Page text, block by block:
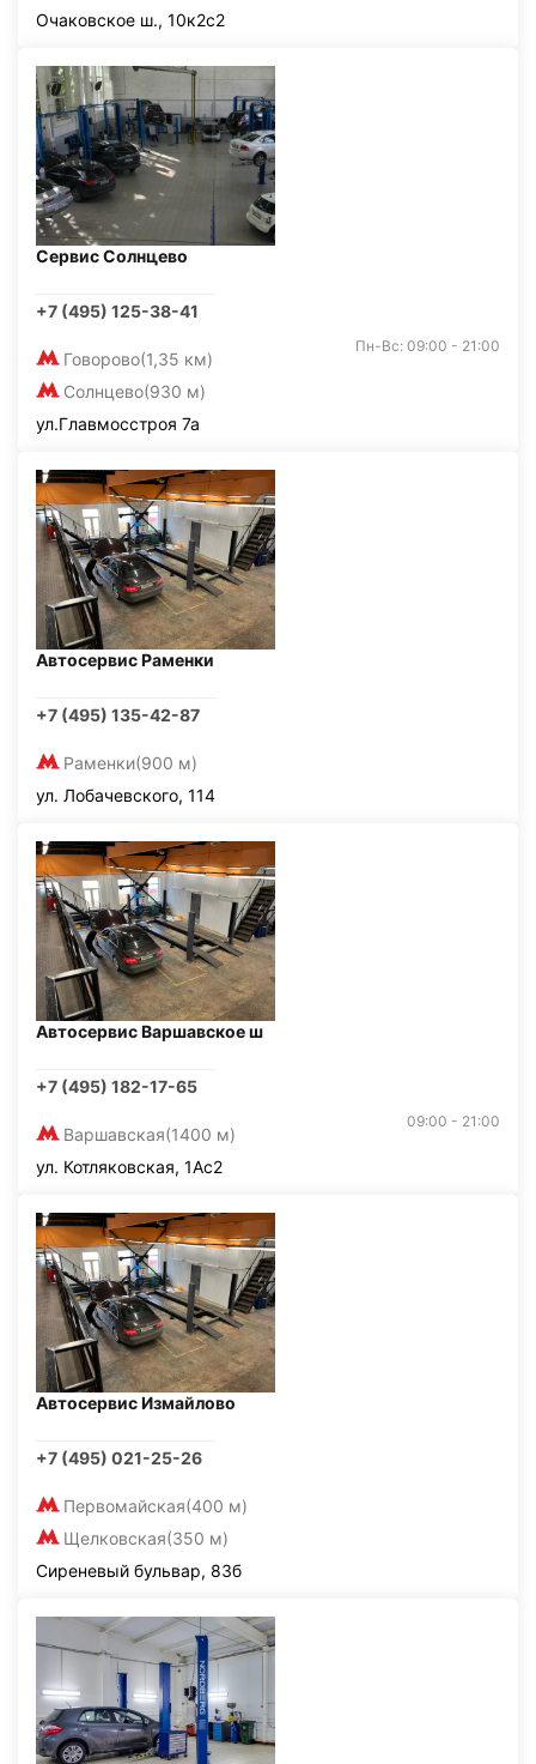
Очаковское ш., 10к2с2
Сервис Солнцево
+7 (495) 125-38-41
Говорово(1,35 км)
Солнцево(930 м)
Пн-Вс: 09:00 - 21:00
ул.Главмосстроя 7а
Автосервис Раменки
+7 (495) 135-42-87
Раменки(900 м)
ул. Лобачевского, 114
Автосервис Варшавское ш
+7 (495) 182-17-65
Варшавская(1400 м)
09:00 - 21:00
ул. Котляковская, 1Ас2
Автосервис Измайлово
+7 (495) 021-25-26
Первомайская(400 м)
Щелковская(350 м)
Сиреневый бульвар, 83б